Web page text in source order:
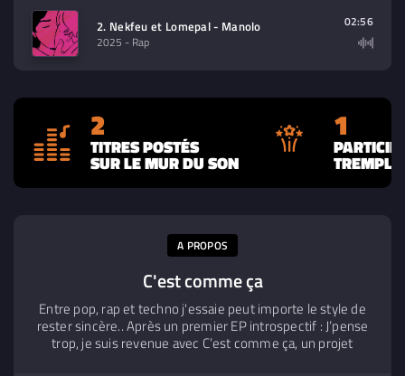
2. Nekfeu et Lomepal - Manolo
2025 - Rap
02:56
2
TITRES POSTÉS
SUR LE MUR DU SON
1
A PROPOS
C'est comme ça
Entre pop, rap et techno j'essaie peut importe le style de
rester sincère.. Après un premier EP introspectif : J’pense
trop, je suis revenue avec C’est comme ça, un projet